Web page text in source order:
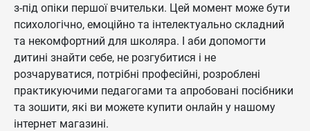
з-під опіки першої вчительки. Цей момент може бути
психологічно, емоційно та інтелектуально складний
та некомфортний для школяра. І аби допомогти
дитині знайти себе, не розгубитися і не
розчаруватися, потрібні професійні, розроблені
практикуючими педагогами та апробовані посібники
та зошити, які ви можете купити онлайн у нашому
інтернет магазині.